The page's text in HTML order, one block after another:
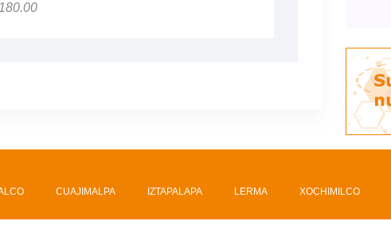
CUAJIMALPA IZTAPALAPA LERMA XOCHIMILCO